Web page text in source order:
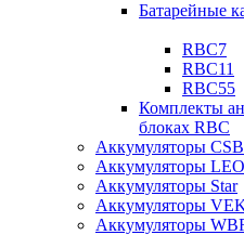
Батарейные
RBC7
RBC11
RBC55
Комплекты
блоках RBC
Аккумуляторы CSB
Аккумуляторы
Аккумуляторы Star
Аккумуляторы
Аккумуляторы